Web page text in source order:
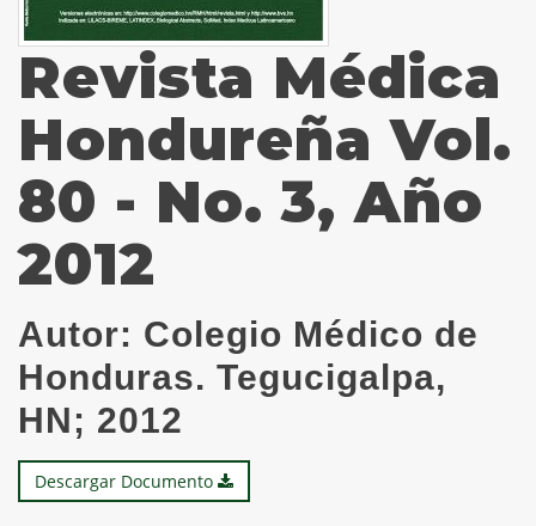
Revista Médica
Hondureña Vol.
80 - No. 3, Año
2012
Autor: Colegio Médico de
Honduras. Tegucigalpa,
HN; 2012
Descargar Documento